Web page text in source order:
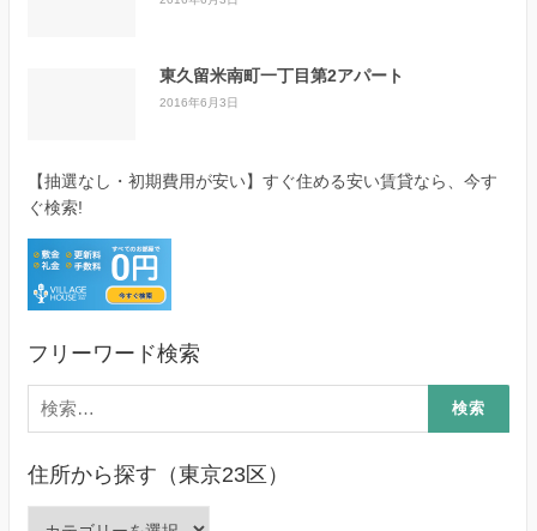
東久留米南町一丁目第2アパート
2016年6月3日
【抽選なし・初期費用が安い】すぐ住める安い賃貸なら、今す
ぐ検索!
フリーワード検索
検
索:
住所から探す（東京23区）